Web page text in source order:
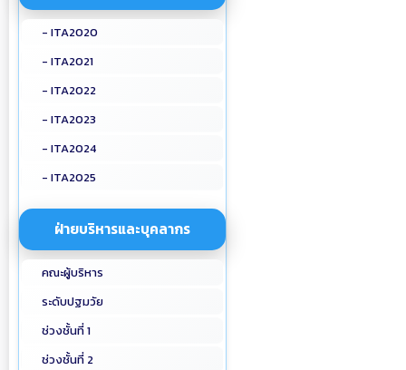
- ITA2020
- ITA2021
- ITA2022
- ITA2023
- ITA2024
- ITA2025
ฝ่ายบริหารและบุคลากร
คณะผู้บริหาร
ระดับปฐมวัย
ช่วงชั้นที่ 1
ช่วงชั้นที่ 2